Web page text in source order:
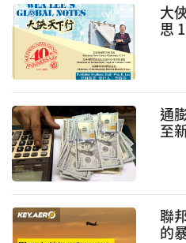
大
思
通
至
聯
的